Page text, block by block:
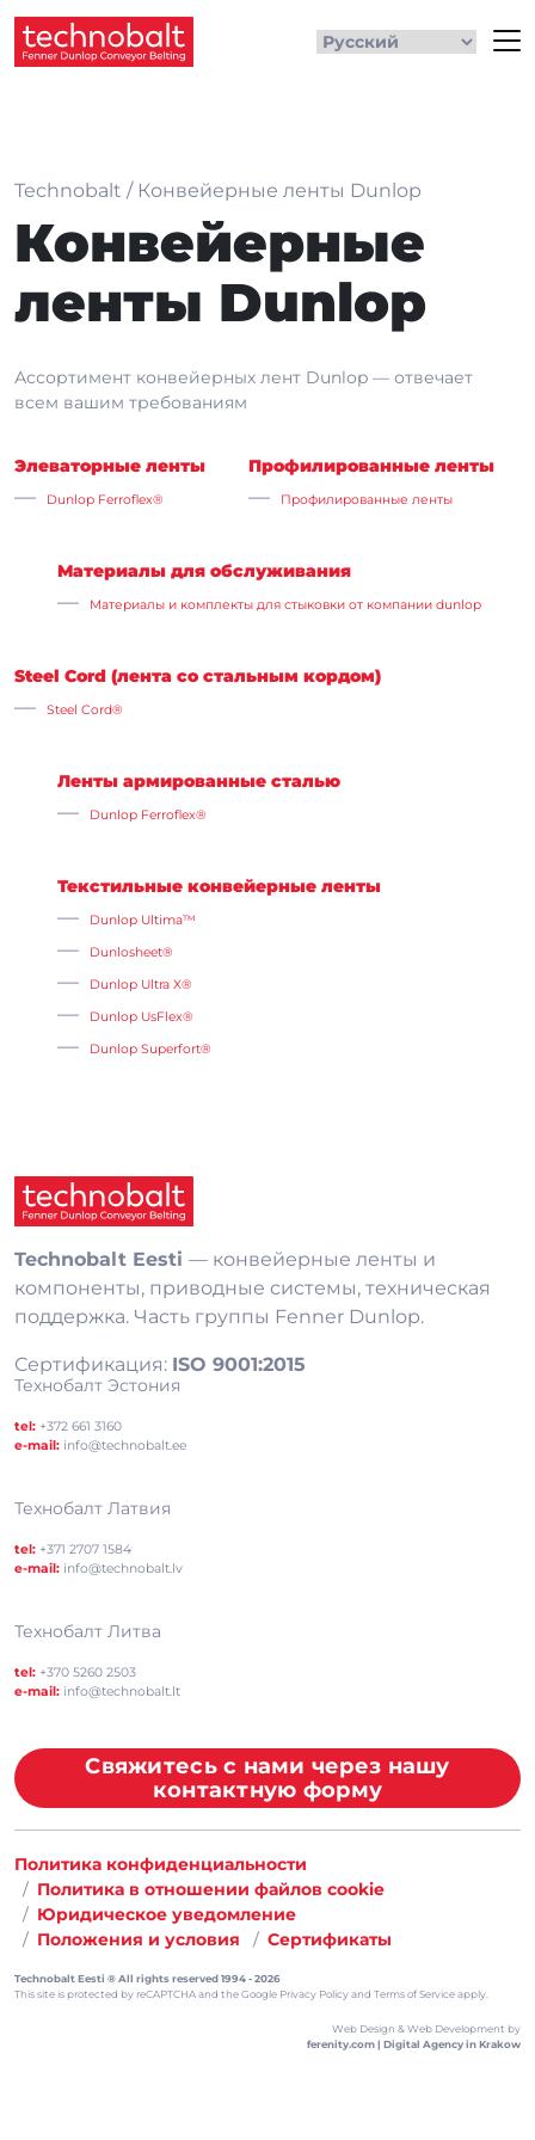
Technobalt / Конвейерные ленты Dunlop
Конвейерные
ленты Dunlop
Ассортимент конвейерных лент Dunlop — отвечает
всем вашим требованиям
Элеваторные ленты
Dunlop Ferroflex®
Профилированные ленты
Профилированные ленты
Материалы для обслуживания
Материалы и комплекты для стыковки от компании dunlop
Steel Cord (лента со стальным кордом)
Steel Cord®
Ленты армированные сталью
Dunlop Ferroflex®
Текстильные конвейерные ленты
Dunlop Ultima™️
Dunlosheet®
Dunlop Ultra X®
Dunlop UsFlex®
Dunlop Superfort®
Technobalt Eesti — конвейерные ленты и
компоненты, приводные системы, техническая
поддержка. Часть группы Fenner Dunlop.
Сертификация: ISO 9001:2015
Технобалт Эстония
tel: +372 661 3160
e-mail: info@technobalt.ee
Технобалт Латвия
tel: +371 2707 1584
e-mail: info@technobalt.lv
Технобалт Литва
tel: +370 5260 2503
e-mail: info@technobalt.lt
Свяжитесь с нами через нашу
контактную форму
Политика конфиденциальности
Политика в отношении файлов cookie
Юридическое уведомление
Положения и условия
Сертификаты
Technobalt Eesti ® All rights reserved 1994 - 2026
This site is protected by reCAPTCHA and the Google Privacy Policy and Terms of Service apply.
Web Design & Web Development by
ferenity.com | Digital Agency in Krakow